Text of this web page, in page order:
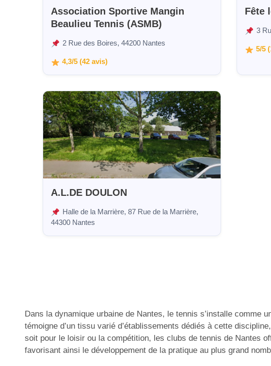
Association Sportive Mangin
Beaulieu Tennis (ASMB)
2 Rue des Boires, 44200 Nantes
4,3/5 (42 avis)
Fête
3
5/5
A.L.DE DOULON
Halle de la Marrière, 87 Rue de la Marrière,
44300 Nantes
Dans la dynamique urbaine de Nantes, le tennis s’installe comme
témoigne d’un tissu varié d’établissements dédiés à cette
soit pour le loisir ou la compétition, les clubs de tennis de Nantes
favorisant ainsi le développement de la pratique au plus grand